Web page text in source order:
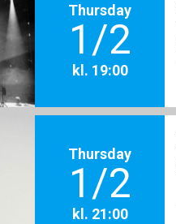
Thursday
1/2
kl. 19:00
Thursday
1/2
kl. 21:00